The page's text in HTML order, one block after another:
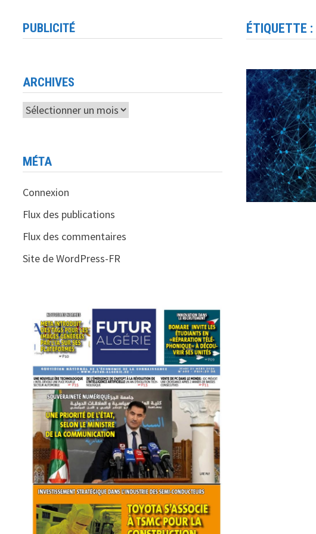
ÉTIQUETTE :
PUBLICITÉ
ARCHIVES
Archives
MÉTA
Connexion
Flux des publications
Flux des commentaires
Site de WordPress-FR